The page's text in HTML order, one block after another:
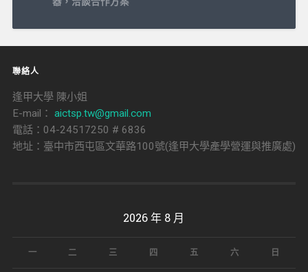
聯絡人
逢甲大學 陳小姐
E-mail： aictsp.tw@gmail.com
電話：04-24517250 # 6836
地址：臺中市西屯區文華路100號(逢甲大學產學營運與推廣處)
2026 年 8 月
一 二 三 四 五 六 日